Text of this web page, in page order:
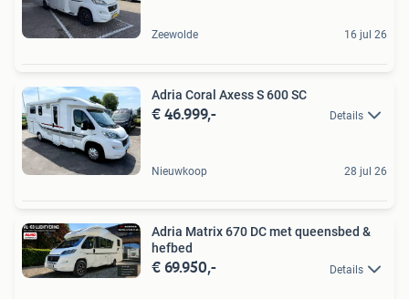
Zeewolde 16 jul 26
Adria Coral Axess S 600 SC
€ 46.999,- Details
Nieuwkoop 28 jul 26
Adria Matrix 670 DC met queensbed &
hefbed
€ 69.950,- Details